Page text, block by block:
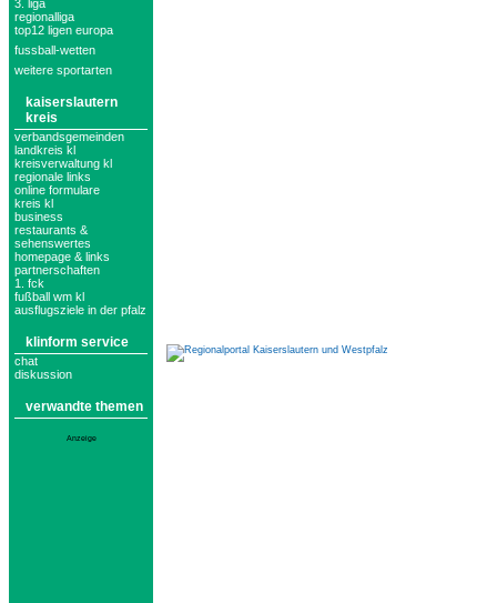
3. liga
regionalliga
top12 ligen europa
fussball-wetten
weitere sportarten
kaiserslautern
kreis
verbandsgemeinden
landkreis kl
kreisverwaltung kl
regionale links
online formulare
kreis kl
business
restaurants &
sehenswertes
homepage & links
partnerschaften
1. fck
fußball wm kl
ausflugsziele in der pfalz
klinform service
chat
diskussion
verwandte themen
Anzeige